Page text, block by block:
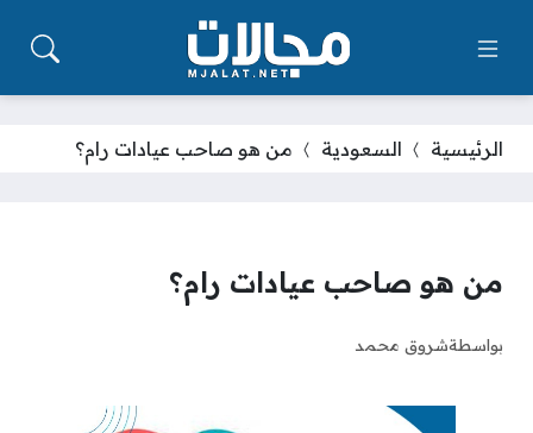
الرئيسية السعودية من هو صاحب عيادات رام؟
من هو صاحب عيادات رام؟
بواسطةشروق محمد